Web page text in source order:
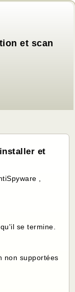
et scan
et
,
se termine.
non supportées